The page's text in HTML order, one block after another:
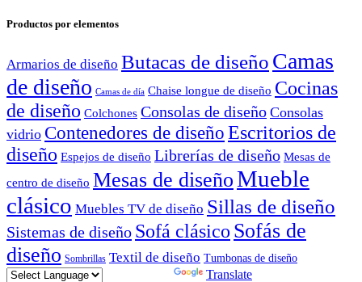
Productos por elementos
Armarios de diseño Butacas de diseño Camas
de diseño Camas de día Chaise longue de diseño Cocinas
de diseño Colchones Consolas de diseño Consolas
vidrio Contenedores de diseño Escritorios de
diseño Espejos de diseño Librerías de diseño Mesas de
centro de diseño Mesas de diseñoMueble
clásico Muebles TV de diseño Sillas de diseño
Sistemas de diseño Sofá clásico Sofás de
diseño Sombrillas Textil de diseño Tumbonas de diseño
Translate